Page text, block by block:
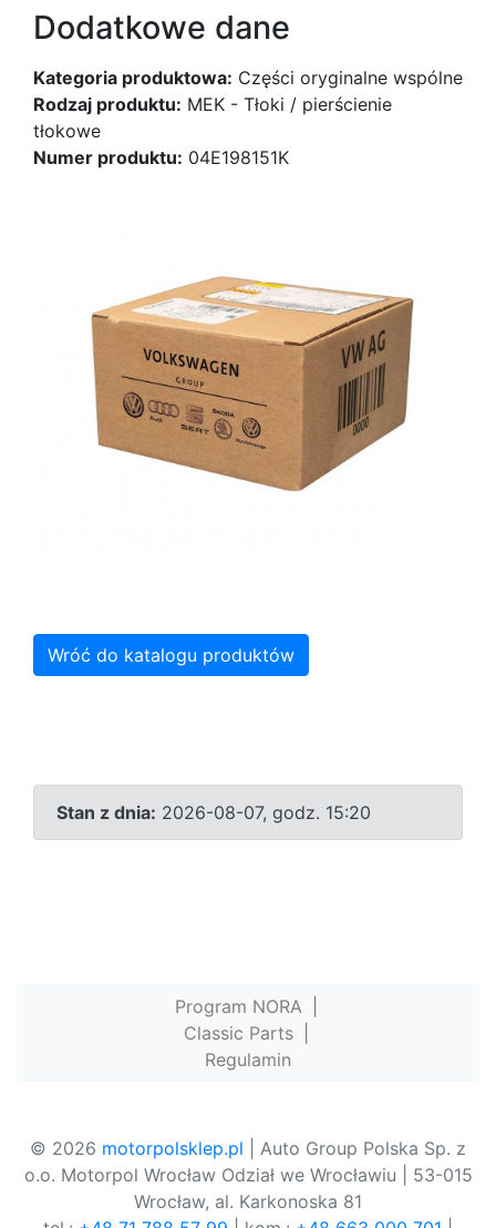
Dodatkowe dane
Kategoria produktowa: Części oryginalne wspólne
Rodzaj produktu: MEK - Tłoki / pierścienie
tłokowe
Numer produktu: 04E198151K
Wróć do katalogu produktów
Stan z dnia: 2026-08-07, godz. 15:20
Program NORA
Classic Parts
Regulamin
© 2026 motorpolsklep.pl | Auto Group Polska Sp. z
o.o. Motorpol Wrocław Odział we Wrocławiu | 53-015
Wrocław, al. Karkonoska 81